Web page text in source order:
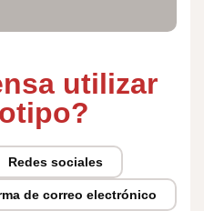
utilizar
Redes sociales
de correo electrónico